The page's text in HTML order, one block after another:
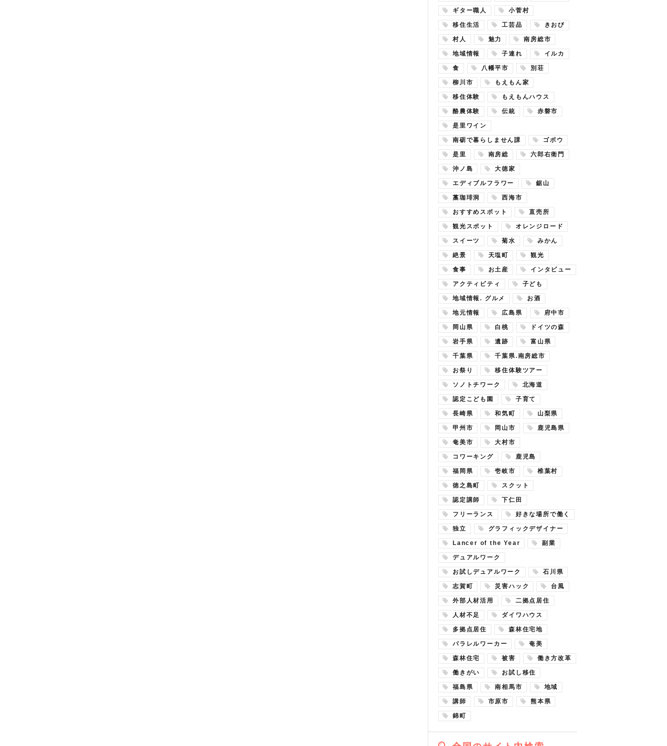
ギター職人 小菅村
移住生活 工芸品 きおび
村人 魅力 南房総市
地域情報 子連れ イルカ
食 八幡平市 別荘
柳川市 もえもん家
移住体験 もえもんハウス
酪農体験 伝統 赤磐市
是里ワイン
南砺で暮らしません課 ゴボウ
是里 南房総 六郎右衛門
沖ノ島 大徳家
エディブルフラワー 鋸山
藁珈琲洞 西海市
おすすめスポット 直売所
観光スポット オレンジロード
スイーツ 菊水 みかん
絶景 天塩町 観光
食事 お土産 インタビュー
アクティビティ 子ども
地域情報. グルメ お酒
地元情報 広島県 府中市
岡山県 白桃 ドイツの森
岩手県 遺跡 富山県
千葉県 千葉県.南房総市
お祭り 移住体験ツアー
ソノトチワーク 北海道
認定こども園 子育て
長崎県 和気町 山梨県
甲州市 岡山市 鹿児島県
奄美市 大村市
コワーキング 鹿児島
福岡県 壱岐市 椎葉村
徳之島町 スクット
認定講師 下仁田
フリーランス 好きな場所で働く
独立 グラフィックデザイナー
Lancer of the Year 副業
デュアルワーク
お試しデュアルワーク 石川県
志賀町 災害ハック 台風
外部人材活用 二拠点居住
人材不足 ダイワハウス
多拠点居住 森林住宅地
パラレルワーカー 奄美
森林住宅 被害 働き方改革
働きがい お試し移住
福島県 南相馬市 地域
講師 市原市 熊本県
錦町